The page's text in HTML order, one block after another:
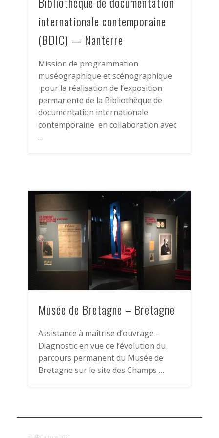
internationale contemporaine
(BDIC) — Nanterre
Mission de programmation
muséographique et scénographique
pour la réalisation de l’exposition
permanente de la Bibliothèque de
documentation internationale
contemporaine en collaboration avec
…
Musée de Bretagne – Bretagne
Assistance à maîtrise d’ouvrage –
Diagnostic en vue de l’évolution du
parcours permanent du Musée de
Bretagne sur le site des Champs …